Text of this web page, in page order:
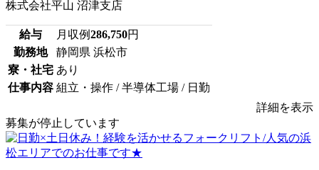
株式会社平山 沼津支店
給与 月収例286,750円
勤務地
静岡県 浜松市
寮・社宅 あり
仕事内容 組立・操作 / 半導体工場 / 日勤
詳細を表示
募集が停止しています